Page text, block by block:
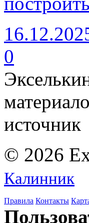
0
источник
© 2026
Калинник
Правила Контакты